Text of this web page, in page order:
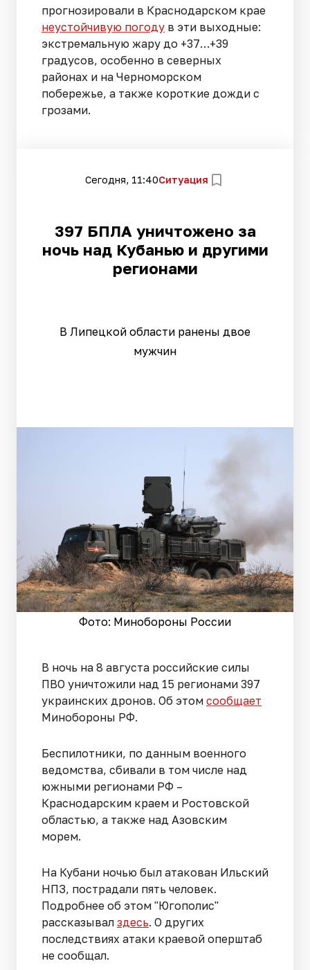
прогнозировали в Краснодарском крае
неустойчивую погоду в эти выходные:
экстремальную жару до +37…+39
градусов, особенно в северных
районах и на Черноморском
побережье, а также короткие дожди с
грозами.
Сегодня, 11:40Ситуация
397 БПЛА уничтожено за
ночь над Кубанью и другими
регионами
В Липецкой области ранены двое
мужчин
Фото: Минобороны России
В ночь на 8 августа российские силы
ПВО уничтожили над 15 регионами 397
украинских дронов. Об этом сообщает
Минобороны РФ.
Беспилотники, по данным военного
ведомства, сбивали в том числе над
южными регионами РФ –
Краснодарским краем и Ростовской
областью, а также над Азовским
морем.
На Кубани ночью был атакован Ильский
НПЗ, пострадали пять человек.
Подробнее об этом "Югополис"
рассказывал здесь. О других
последствиях атаки краевой оперштаб
не сообщал.